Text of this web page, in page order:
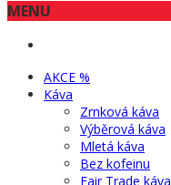
MENU
AKCE %
Káva
Zrnková káva
Výběrová káva
Mletá káva
Bez kofeinu
Fair Trade káva